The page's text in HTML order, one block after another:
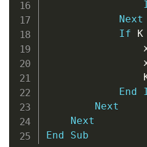
Next
If K
End
Next
Next
End
Sub